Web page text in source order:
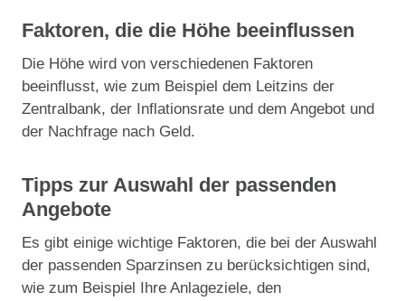
Faktoren, die die Höhe beeinflussen
Die Höhe wird von verschiedenen Faktoren
beeinflusst, wie zum Beispiel dem Leitzins der
Zentralbank, der Inflationsrate und dem Angebot und
der Nachfrage nach Geld.
Tipps zur Auswahl der passenden
Angebote
Es gibt einige wichtige Faktoren, die bei der Auswahl
der passenden Sparzinsen zu berücksichtigen sind,
wie zum Beispiel Ihre Anlageziele, den